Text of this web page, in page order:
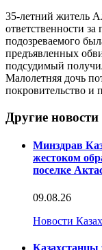
35-летний житель
ответственности
подозреваемого
предъявленных
подсудимый
Малолетняя дочь
покровительство и
Другие новости
Минздрав
жестоком
поселке
09.08.26
Новости
Казахстанцы